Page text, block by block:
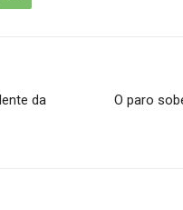
da
O paro